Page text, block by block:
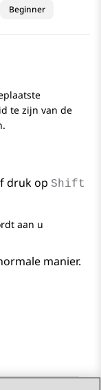
Beginner
te zijn van de
druk op Shift
aan u
manier.